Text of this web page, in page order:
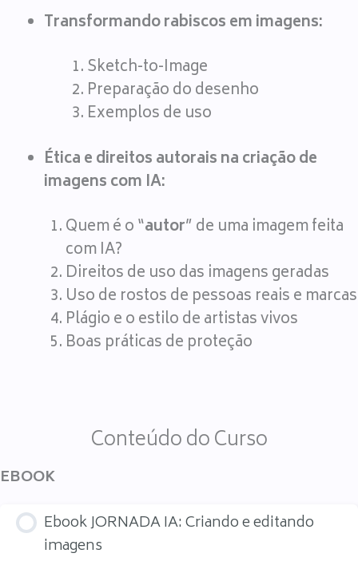
Transformando rabiscos em imagens:
Sketch-to-Image
Preparação do desenho
Exemplos de uso
Ética e direitos autorais na criação de
imagens com IA:
Quem é o “autor” de uma imagem feita
com IA?
Direitos de uso das imagens geradas
Uso de rostos de pessoas reais e marcas
Plágio e o estilo de artistas vivos
Boas práticas de proteção
Conteúdo do Curso
EBOOK
Ebook JORNADA IA: Criando e editando
imagens